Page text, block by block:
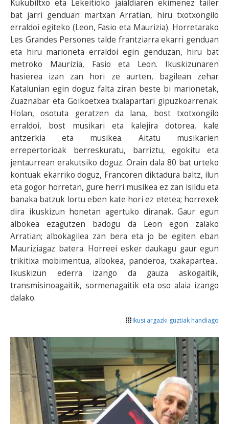
Kukubiltxo eta Lekeitioko jaialdiaren ekimenez tailer
bat jarri genduan martxan Arratian, hiru txotxongilo
erraldoi egiteko (Leon, Fasio eta Maurizia). Horretarako
Les Grandes Persones talde frantziarra ekarri genduan
eta hiru marioneta erraldoi egin genduzan, hiru bat
metroko Maurizia, Fasio eta Leon. Ikuskizunaren
hasierea izan zan hori ze aurten, bagilean zehar
Katalunian egin doguz falta ziran beste bi marionetak,
Zuaznabar eta Goikoetxea txalapartari gipuzkoarrenak.
Holan, osotuta geratzen da lana, bost txotxongilo
erraldoi, bost musikari eta kalejira dotorea, kale
antzerkia eta musikea. Aitatu musikarien
errepertorioak berreskuratu, barriztu, egokitu eta
jentaurrean erakutsiko doguz. Orain dala 80 bat urteko
kontuak ekarriko doguz, Francoren diktadura baltz, ilun
eta gogor horretan, gure herri musikea ez zan isildu eta
banaka batzuk lortu eben kate hori ez etetea; horrexek
dira ikuskizun honetan agertuko diranak. Gaur egun
albokea ezagutzen badogu da Leon egon zalako
Arratian; albokagilea zan bera eta jo be egiten eban
Mauriziagaz batera. Horreei esker daukagu gaur egun
trikitixa mobimentua, albokea, panderoa, txakapartea...
Ikuskizun ederra izango da gauza askogaitik,
transmisinoagaitik, sormenagaitik eta oso alaia izango
dalako.
Ikusi argazki guztiak handiago